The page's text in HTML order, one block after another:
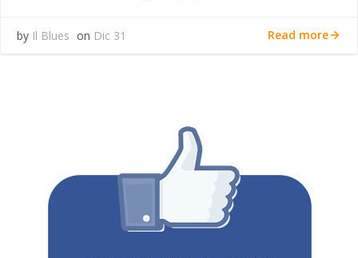
by Il Blues on Dic 31 Read more